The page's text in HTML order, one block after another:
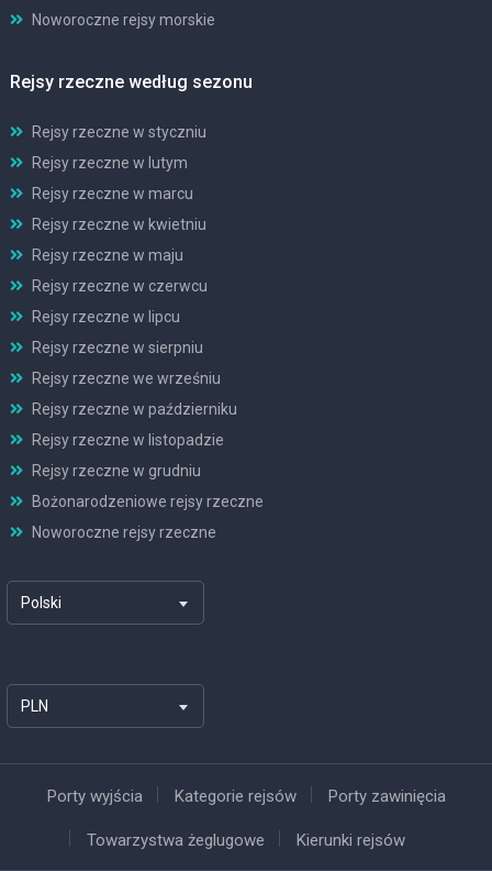
Noworoczne rejsy morskie
Rejsy rzeczne według sezonu
Rejsy rzeczne w styczniu
Rejsy rzeczne w lutym
Rejsy rzeczne w marcu
Rejsy rzeczne w kwietniu
Rejsy rzeczne w maju
Rejsy rzeczne w czerwcu
Rejsy rzeczne w lipcu
Rejsy rzeczne w sierpniu
Rejsy rzeczne we wrześniu
Rejsy rzeczne w październiku
Rejsy rzeczne w listopadzie
Rejsy rzeczne w grudniu
Bożonarodzeniowe rejsy rzeczne
Noworoczne rejsy rzeczne
Polski
PLN
Porty wyjścia Kategorie rejsów Porty zawinięcia
Towarzystwa żeglugowe Kierunki rejsów